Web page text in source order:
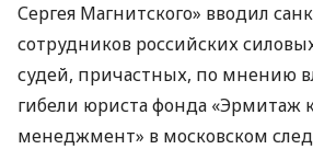
Сергея Магнитского» вводил
сотрудников российских
судей, причастных, по мнению
гибели юриста фонда «Эрмитаж
менеджмент» в московском